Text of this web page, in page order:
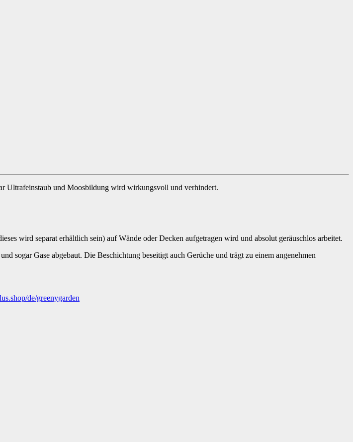
Ultrafeinstaub und Moosbildung wird wirkungsvoll und verhindert.
wird separat erhältlich sein) auf Wände oder Decken aufgetragen wird und absolut geräuschlos arbeitet.
sogar Gase abgebaut. Die Beschichtung beseitigt auch Gerüche und trägt zu einem angenehmen
de/greenygarden